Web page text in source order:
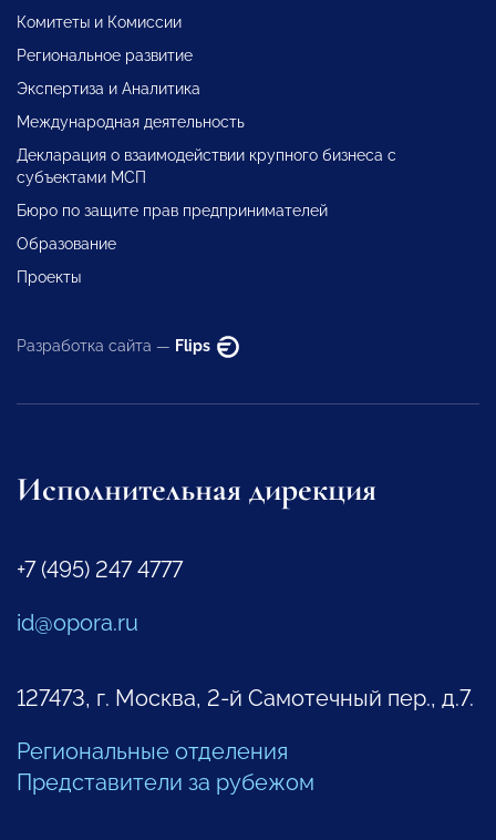
Комитеты и Комиссии
Региональное развитие
Экспертиза и Аналитика
Международная деятельность
Декларация о взаимодействии крупного бизнеса с
субъектами МСП
Бюро по защите прав предпринимателей
Образование
Проекты
Разработка сайта — Flips
Исполнительная дирекция
+7 (495) 247 4777
id@opora.ru
127473, г. Москва, 2-й Самотечный пер., д.7.
Региональные отделения
Представители за рубежом